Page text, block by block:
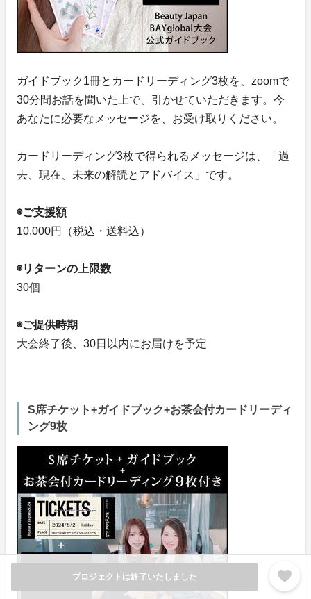
プロジェクトは終了いたしました favorite
ガイドブック1冊とカードリーディング3枚を、zoomで
30分間お話を聞いた上で、引かせていただきます。今
あなたに必要なメッセージを、お受け取りください。
カードリーディング3枚で得られるメッセージは、「過
去、現在、未来の解読とアドバイス」です。
◉ご支援額
10,000円（税込・送料込）
◉リターンの上限数
30個
◉ご提供時期
大会終了後、30日以内にお届けを予定
S席チケット+ガイドブック+お茶会付カードリーディ
ング9枚